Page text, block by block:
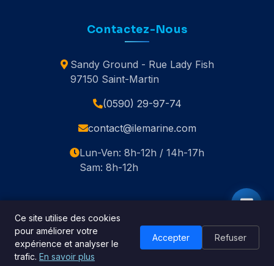
Contactez-Nous
Sandy Ground - Rue Lady Fish
97150 Saint-Martin
(0590) 29-97-74
contact@ilemarine.com
Lun-Ven: 8h-12h / 14h-17h
Sam: 8h-12h
© 2020-2026 Île Marine. Tous droits réservés.
🇬🇧 English
Ce site utilise des cookies
pour améliorer votre
expérience et analyser le
trafic. En savoir plus
Accepter Refuser